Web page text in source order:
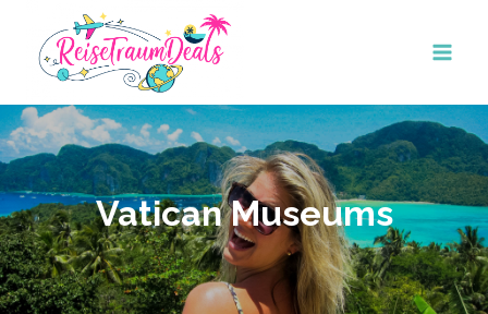
content
Vatican Museums